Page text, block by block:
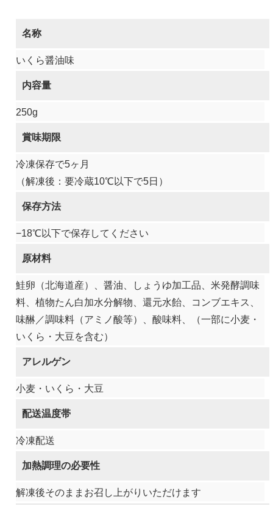
名称
いくら醤油味
内容量
250g
賞味期限
冷凍保存で5ヶ月
（解凍後：要冷蔵10℃以下で5日）
保存方法
−18℃以下で保存してください
原材料
鮭卵（北海道産）、醤油、しょうゆ加工品、米発酵調味
料、植物たん白加水分解物、還元水飴、コンブエキス、
味醂／調味料（アミノ酸等）、酸味料、（一部に小麦・
いくら・大豆を含む）
アレルゲン
小麦・いくら・大豆
配送温度帯
冷凍配送
加熱調理の必要性
解凍後そのままお召し上がりいただけます